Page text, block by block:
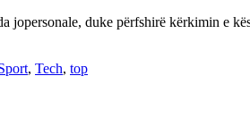
jopersonale, duke përfshirë kërkimin e
, Tech, top